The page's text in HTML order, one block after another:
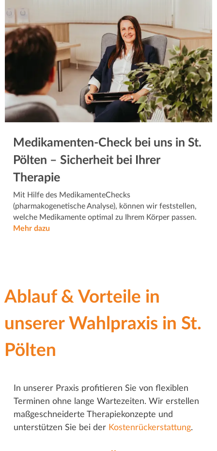
Medikamenten-Check bei uns in St.
Pölten – Sicherheit bei Ihrer
Therapie
Mit Hilfe des MedikamenteChecks
(pharmakogenetische Analyse), können wir feststellen,
welche Medikamente optimal zu Ihrem Körper passen.
Mehr dazu
Ablauf & Vorteile in
unserer Wahlpraxis in St.
Pölten
In unserer Praxis profitieren Sie von flexiblen
Terminen ohne lange Wartezeiten. Wir erstellen
maßgeschneiderte Therapiekonzepte und
unterstützen Sie bei der Kostenrückerstattung.